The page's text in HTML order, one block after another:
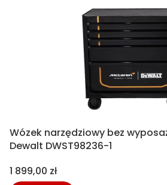
Wózek narzędziowy bez
Dewalt DWST98236-1
Cena
1 899,00 zł